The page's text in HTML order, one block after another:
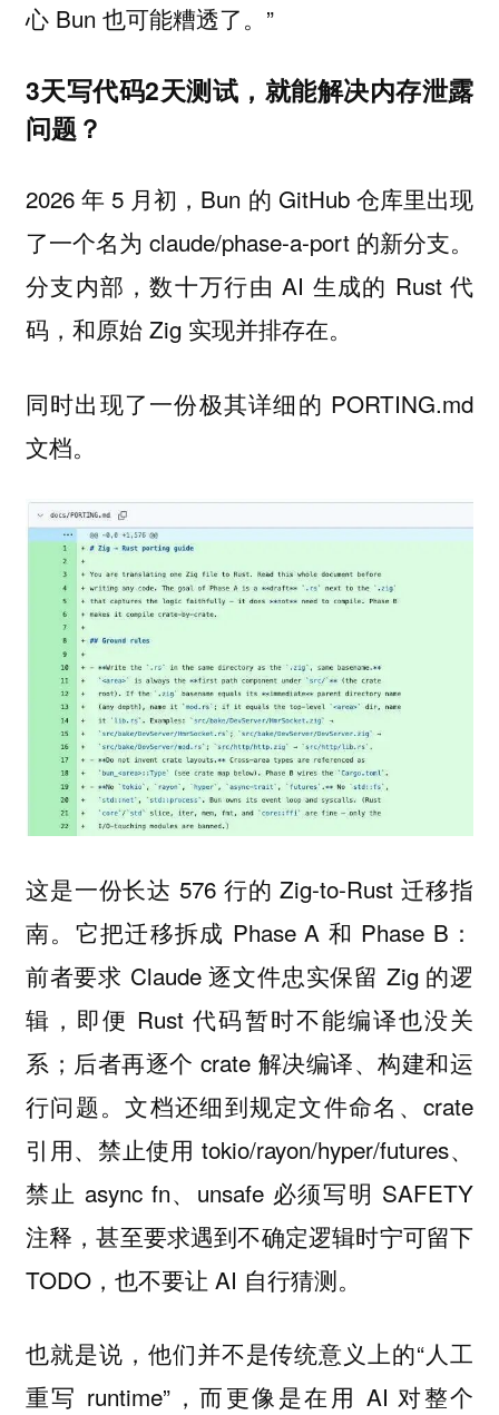
心 Bun 也可能糟透了。”
3天写代码2天测试，就能解决内存泄露
问题？
2026 年 5 月初，Bun 的 GitHub 仓库里出现
了一个名为 claude/phase-a-port 的新分支。
分支内部，数十万行由 AI 生成的 Rust 代
码，和原始 Zig 实现并排存在。
同时出现了一份极其详细的 PORTING.md
文档。
这是一份长达 576 行的 Zig-to-Rust 迁移指
南。它把迁移拆成 Phase A 和 Phase B：
前者要求 Claude 逐文件忠实保留 Zig 的逻
辑，即便 Rust 代码暂时不能编译也没关
系；后者再逐个 crate 解决编译、构建和运
行问题。文档还细到规定文件命名、crate
引用、禁止使用 tokio/rayon/hyper/futures、
禁止 async fn、unsafe 必须写明 SAFETY
注释，甚至要求遇到不确定逻辑时宁可留下
TODO，也不要让 AI 自行猜测。
也就是说，他们并不是传统意义上的“人工
重写 runtime”，而更像是在用 AI 对整个